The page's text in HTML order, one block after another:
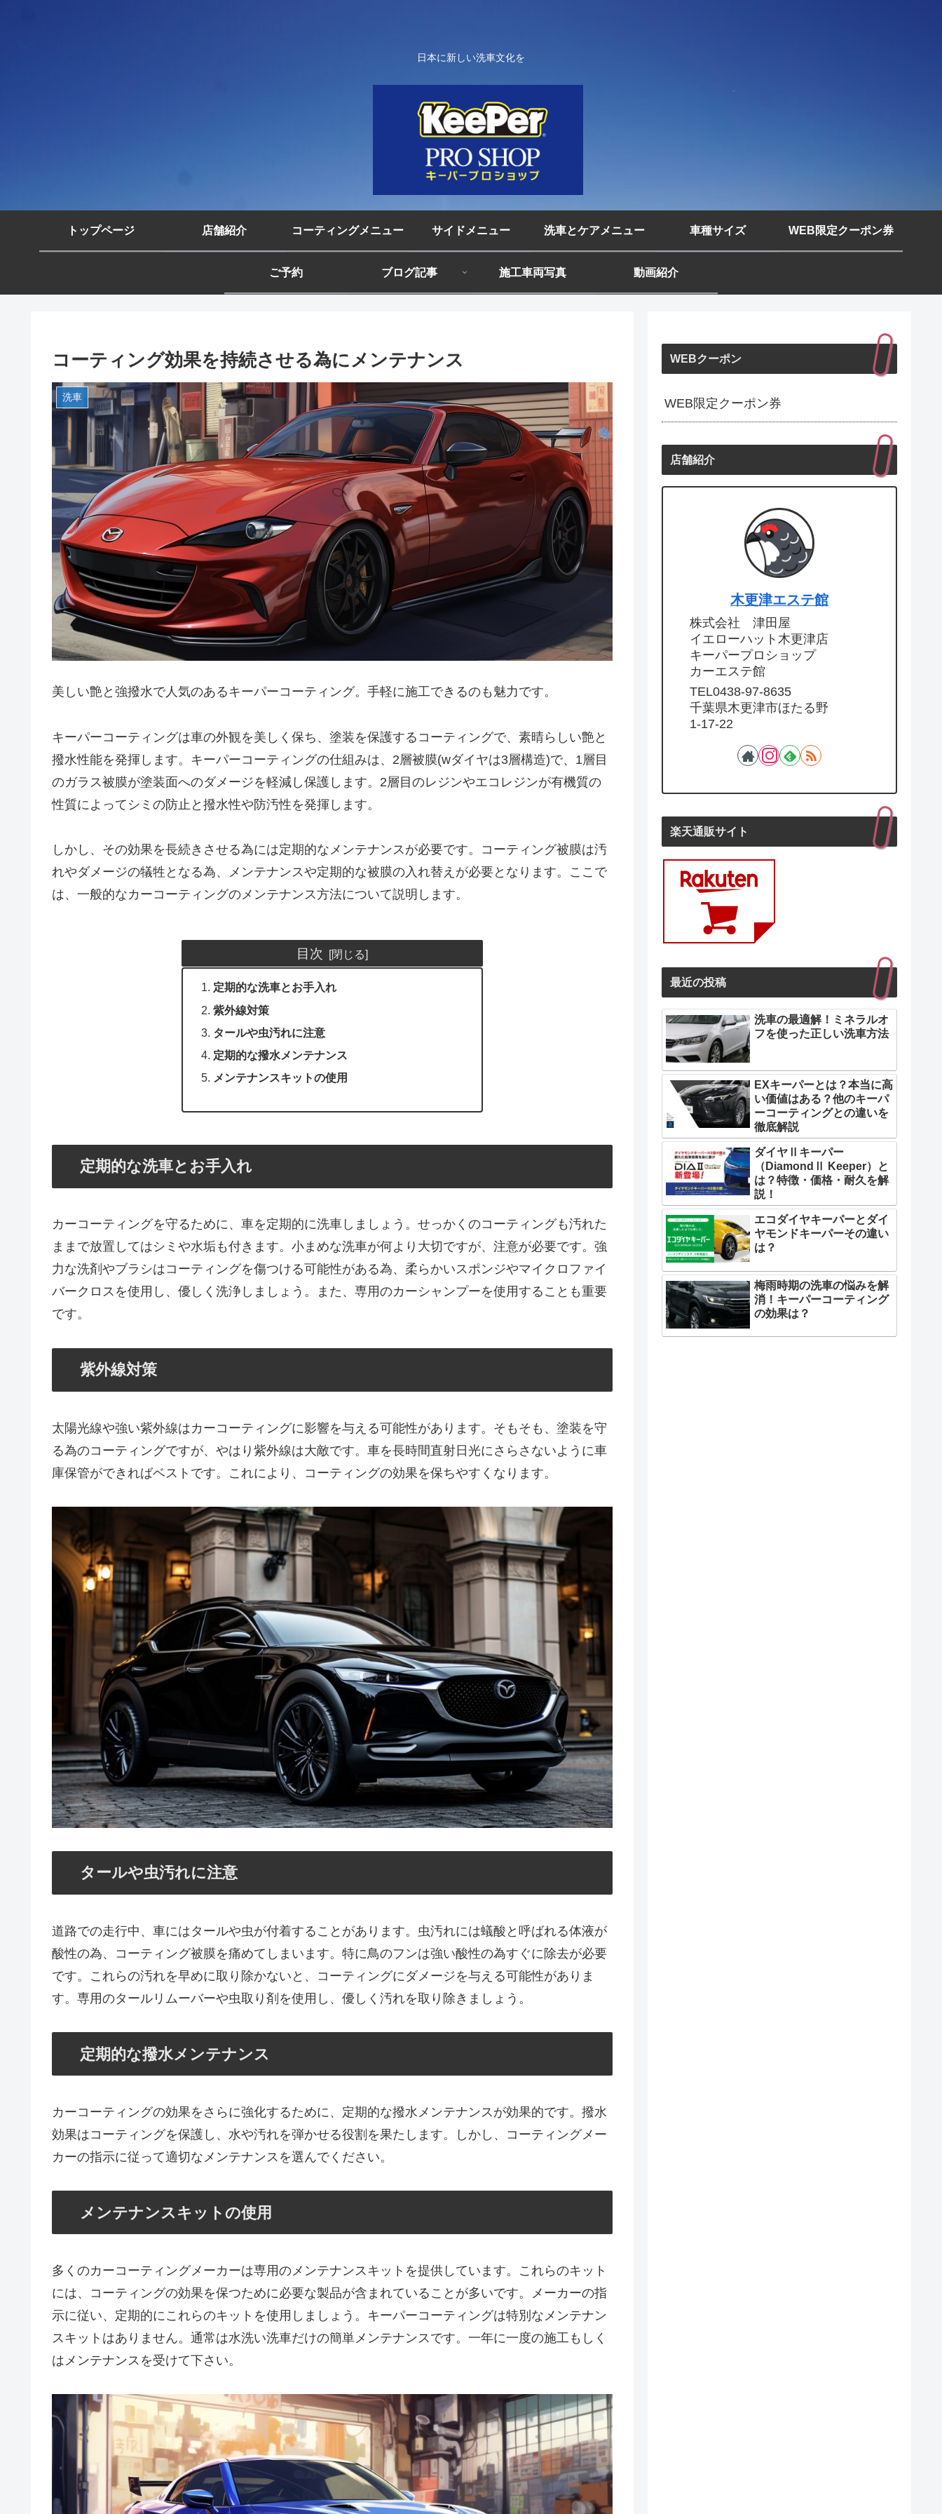
日本に新しい洗車文化を
トップページ 店舗紹介 コーティングメニュー サイドメニュー 洗車とケアメニュー 車種サイズ WEB限定クーポン券
ご予約 ブログ記事 施工車両写真 動画紹介
コーティング効果を持続させる為にメンテナンス
洗車
美しい艶と強撥水で人気のあるキーパーコーティング。手軽に施工できるのも魅力です。
キーパーコーティングは車の外観を美しく保ち、塗装を保護するコーティングで、素晴らしい艶と
撥水性能を発揮します。キーパーコーティングの仕組みは、2層被膜(wダイヤは3層構造)で、1層目
のガラス被膜が塗装面へのダメージを軽減し保護します。2層目のレジンやエコレジンが有機質の
性質によってシミの防止と撥水性や防汚性を発揮します。
しかし、その効果を長続きさせる為には定期的なメンテナンスが必要です。コーティング被膜は汚
れやダメージの犠牲となる為、メンテナンスや定期的な被膜の入れ替えが必要となります。ここで
は、一般的なカーコーティングのメンテナンス方法について説明します。
目次
定期的な洗車とお手入れ
紫外線対策
タールや虫汚れに注意
定期的な撥水メンテナンス
メンテナンスキットの使用
定期的な洗車とお手入れ
カーコーティングを守るために、車を定期的に洗車しましょう。せっかくのコーティングも汚れた
ままで放置してはシミや水垢も付きます。小まめな洗車が何より大切ですが、注意が必要です。強
力な洗剤やブラシはコーティングを傷つける可能性がある為、柔らかいスポンジやマイクロファイ
バークロスを使用し、優しく洗浄しましょう。また、専用のカーシャンプーを使用することも重要
です。
紫外線対策
太陽光線や強い紫外線はカーコーティングに影響を与える可能性があります。そもそも、塗装を守
る為のコーティングですが、やはり紫外線は大敵です。車を長時間直射日光にさらさないように車
庫保管ができればベストです。これにより、コーティングの効果を保ちやすくなります。
タールや虫汚れに注意
道路での走行中、車にはタールや虫が付着することがあります。虫汚れには蟻酸と呼ばれる体液が
酸性の為、コーティング被膜を痛めてしまいます。特に鳥のフンは強い酸性の為すぐに除去が必要
です。これらの汚れを早めに取り除かないと、コーティングにダメージを与える可能性がありま
す。専用のタールリムーバーや虫取り剤を使用し、優しく汚れを取り除きましょう。
定期的な撥水メンテナンス
カーコーティングの効果をさらに強化するために、定期的な撥水メンテナンスが効果的です。撥水
効果はコーティングを保護し、水や汚れを弾かせる役割を果たします。しかし、コーティングメー
カーの指示に従って適切なメンテナンスを選んでください。
メンテナンスキットの使用
多くのカーコーティングメーカーは専用のメンテナンスキットを提供しています。これらのキット
には、コーティングの効果を保つために必要な製品が含まれていることが多いです。メーカーの指
示に従い、定期的にこれらのキットを使用しましょう。キーパーコーティングは特別なメンテナン
スキットはありません。通常は水洗い洗車だけの簡単メンテナンスです。一年に一度の施工もしく
はメンテナンスを受けて下さい。
WEBクーポン
WEB限定クーポン券
店舗紹介
木更津エステ館
株式会社 津田屋
イエローハット木更津店
キーパープロショップ
カーエステ館
TEL0438-97-8635
千葉県木更津市ほたる野
1-17-22
楽天通販サイト
最近の投稿
洗車の最適解！ミネラルオ
フを使った正しい洗車方法
EXキーパーとは？本当に高
い価値はある？他のキーパ
ーコーティングとの違いを
徹底解説
ダイヤⅡキーパー
（DiamondⅡ Keeper）と
は？特徴・価格・耐久を解
説！
エコダイヤキーパーとダイ
ヤモンドキーパーその違い
は？
梅雨時期の洗車の悩みを解
消！キーパーコーティング
の効果は？